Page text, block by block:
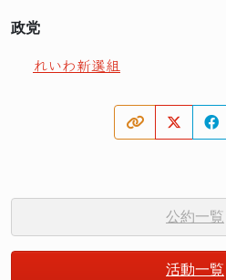
政党
れいわ新選組
公約一覧
活動一覧